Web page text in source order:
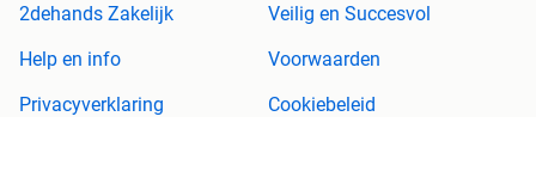
2dehands Zakelijk
Veilig en Succesvol
Help en info
Voorwaarden
Privacyverklaring
Cookiebeleid